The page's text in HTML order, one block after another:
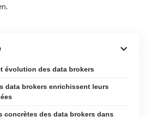
évolution des data brokers
data brokers enrichissent leurs
concrètes des data brokers dans